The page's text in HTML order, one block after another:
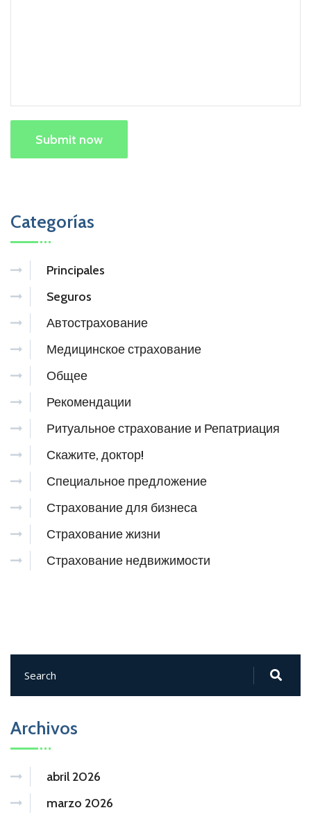
Submit now
Categorías
Principales
Seguros
Автострахование
Медицинское страхование
Общее
Рекомендации
Ритуальное страхование и Репатриация
Скажите, доктор!
Специальное предложение
Страхование для бизнеса
Страхование жизни
Страхование недвижимости
Archivos
abril 2026
marzo 2026